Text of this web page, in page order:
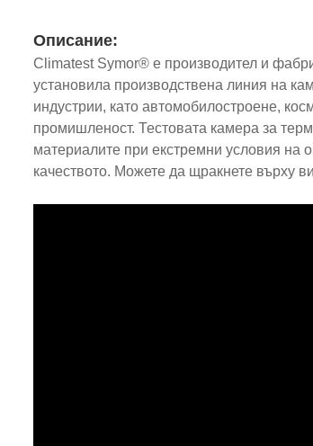
Описание:
Climatest Symor® е производител и
установила производствена линия на
индустрии, като автомобилостроене,
промишленост. Тестовата камера за
материалите при екстремни условия на
качеството. Можете да щракнете върху